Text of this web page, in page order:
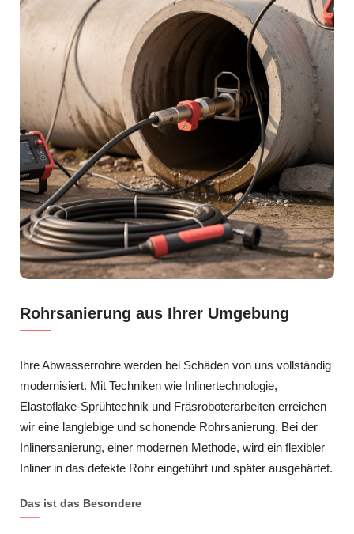
Rohrsanierung aus Ihrer Umgebung
Ihre Abwasserrohre werden bei Schäden von uns vollständig
modernisiert. Mit Techniken wie Inlinertechnologie,
Elastoflake-Sprühtechnik und Fräsroboterarbeiten erreichen
wir eine langlebige und schonende Rohrsanierung. Bei der
Inlinersanierung, einer modernen Methode, wird ein flexibler
Inliner in das defekte Rohr eingeführt und später ausgehärtet.
Das ist das Besondere